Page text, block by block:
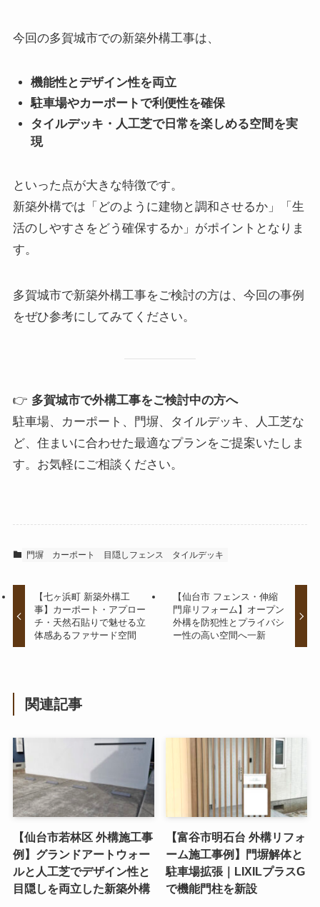
今回の多賀城市での新築外構工事は、
機能性とデザイン性を両立
駐車場やカーポートで利便性を確保
タイルデッキ・人工芝で日常を楽しめる空間を実
現
といった点が大きな特徴です。
新築外構では「どのように建物と調和させるか」「生
活のしやすさをどう確保するか」がポイントとなりま
す。
多賀城市で新築外構工事をご検討の方は、今回の事例
をぜひ参考にしてみてください。
👉 多賀城市で外構工事をご検討中の方へ
駐車場、カーポート、門塀、タイルデッキ、人工芝な
ど、住まいに合わせた最適なプランをご提案いたしま
す。お気軽にご相談ください。
門塀 カーポート 目隠しフェンス タイルデッキ
【七ヶ浜町 新築外構工
事】カーポート・アプロー
チ・天然石貼りで魅せる立
体感あるファサード空間
【仙台市 フェンス・伸縮
門扉リフォーム】オープン
外構を防犯性とプライバシ
ー性の高い空間へ一新
関連記事
【仙台市若林区 外構施工事
例】グランドアートウォー
ルと人工芝でデザイン性と
目隠しを両立した新築外構
【富谷市明石台 外構リフォ
ーム施工事例】門塀解体と
駐車場拡張｜LIXILプラスG
で機能門柱を新設